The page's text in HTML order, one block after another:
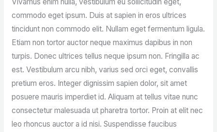
commodo eget ipsum. Duis at sapien in eros ultrices
tincidunt non commodo elit. Nullam eget fermentum ligula.
Etiam non tortor auctor neque maximus dapibus in non
turpis. Donec ultrices tellus neque ipsum non. Fringilla ac
est. Vestibulum arcu nibh, varius sed orci eget, convallis
pretium eros. Integer dignissim sapien dolor, sit amet
posuere mauris imperdiet id. Aliquam at tellus vitae nunc
consectetur malesuada ut pharetra tortor. Proin at elit nec
leo rhoncus auctor a id nisi. Suspendisse faucibus